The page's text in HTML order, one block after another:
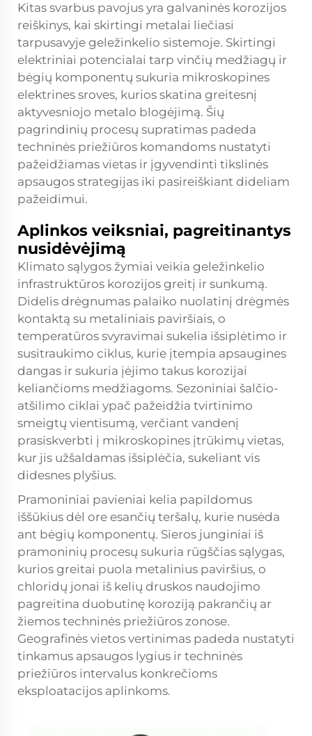
Kitas svarbus pavojus yra galvaninės korozijos
reiškinys, kai skirtingi metalai liečiasi
tarpusavyje geležinkelio sistemoje. Skirtingi
elektriniai potencialai tarp vinčių medžiagų ir
bėgių komponentų sukuria mikroskopines
elektrines sroves, kurios skatina greitesnį
aktyvesniojo metalo blogėjimą. Šių
pagrindinių procesų supratimas padeda
techninės priežiūros komandoms nustatyti
pažeidžiamas vietas ir įgyvendinti tikslinės
apsaugos strategijas iki pasireiškiant dideliam
pažeidimui.
Aplinkos veiksniai, pagreitinantys
nusidėvėjimą
Klimato sąlygos žymiai veikia geležinkelio
infrastruktūros korozijos greitį ir sunkumą.
Didelis drėgnumas palaiko nuolatinį drėgmės
kontaktą su metaliniais paviršiais, o
temperatūros svyravimai sukelia išsiplėtimo ir
susitraukimo ciklus, kurie įtempia apsaugines
dangas ir sukuria įėjimo takus korozijai
keliančioms medžiagoms. Sezoniniai šalčio-
atšilimo ciklai ypač pažeidžia tvirtinimo
smeigtų vientisumą, verčiant vandenį
prasiskverbti į mikroskopines įtrūkimų vietas,
kur jis užšaldamas išsiplėčia, sukeliant vis
didesnes plyšius.
Pramoniniai pavieniai kelia papildomus
iššūkius dėl ore esančių teršalų, kurie nusėda
ant bėgių komponentų. Sieros junginiai iš
pramoninių procesų sukuria rūgščias sąlygas,
kurios greitai puola metalinius paviršius, o
chloridų jonai iš kelių druskos naudojimo
pagreitina duobutinę koroziją pakrančių ar
žiemos techninės priežiūros zonose.
Geografinės vietos vertinimas padeda nustatyti
tinkamus apsaugos lygius ir techninės
priežiūros intervalus konkrečioms
eksploatacijos aplinkoms.